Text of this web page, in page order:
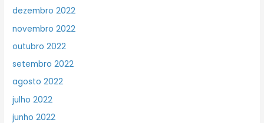
dezembro 2022
novembro 2022
outubro 2022
setembro 2022
agosto 2022
julho 2022
junho 2022